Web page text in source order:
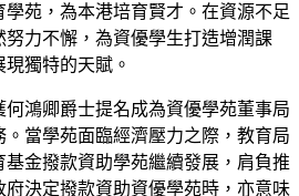
苑，為本港培育賢才。在資源不足
力不懈，為資優學生打造增潤課
獨特的天賦。
鴻卿爵士提名成為資優學苑董事局
當學苑面臨經濟壓力之際，教育局
金撥款資助學苑繼續發展，肩負推
決定撥款資助資優學苑時，亦意味